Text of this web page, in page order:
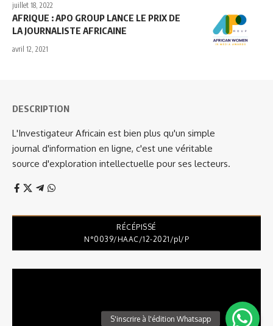
juillet 18, 2022
AFRIQUE : APO GROUP LANCE LE PRIX DE
LA JOURNALISTE AFRICAINE
avril 12, 2021
DESCRIPTION
L'Investigateur Africain est bien plus qu'un simple
journal d'information en ligne, c'est une véritable
source d'exploration intellectuelle pour ses lecteurs.
RÉCÉPISSÉ
N°0039/HAAC/12-2021/pl/P